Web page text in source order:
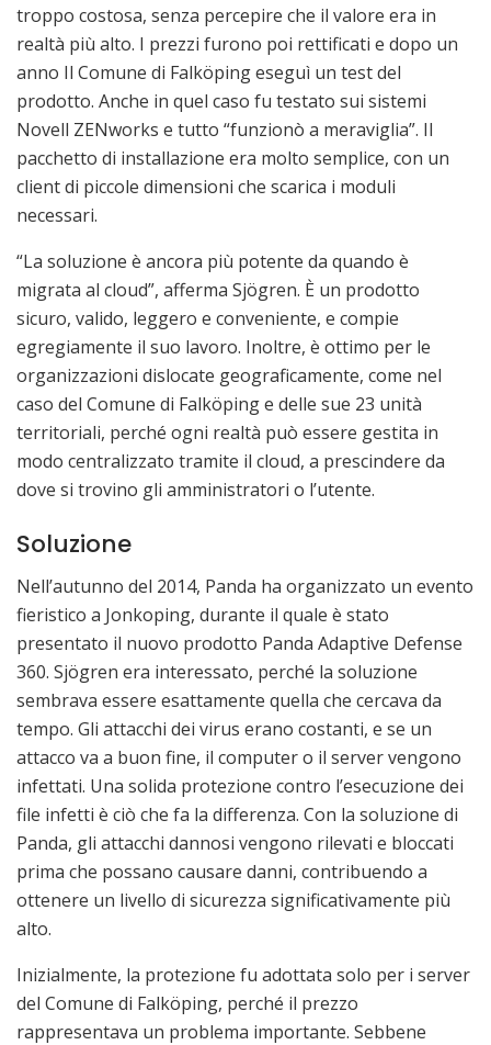
troppo costosa, senza percepire che il valore era in
realtà più alto. I prezzi furono poi rettificati e dopo un
anno Il Comune di Falköping eseguì un test del
prodotto. Anche in quel caso fu testato sui sistemi
Novell ZENworks e tutto “funzionò a meraviglia”. Il
pacchetto di installazione era molto semplice, con un
client di piccole dimensioni che scarica i moduli
necessari.
“La soluzione è ancora più potente da quando è
migrata al cloud”, afferma Sjögren. È un prodotto
sicuro, valido, leggero e conveniente, e compie
egregiamente il suo lavoro. Inoltre, è ottimo per le
organizzazioni dislocate geograficamente, come nel
caso del Comune di Falköping e delle sue 23 unità
territoriali, perché ogni realtà può essere gestita in
modo centralizzato tramite il cloud, a prescindere da
dove si trovino gli amministratori o l’utente.
Soluzione
Nell’autunno del 2014, Panda ha organizzato un evento
fieristico a Jonkoping, durante il quale è stato
presentato il nuovo prodotto Panda Adaptive Defense
360. Sjögren era interessato, perché la soluzione
sembrava essere esattamente quella che cercava da
tempo. Gli attacchi dei virus erano costanti, e se un
attacco va a buon fine, il computer o il server vengono
infettati. Una solida protezione contro l’esecuzione dei
file infetti è ciò che fa la differenza. Con la soluzione di
Panda, gli attacchi dannosi vengono rilevati e bloccati
prima che possano causare danni, contribuendo a
ottenere un livello di sicurezza significativamente più
alto.
Inizialmente, la protezione fu adottata solo per i server
del Comune di Falköping, perché il prezzo
rappresentava un problema importante. Sebbene